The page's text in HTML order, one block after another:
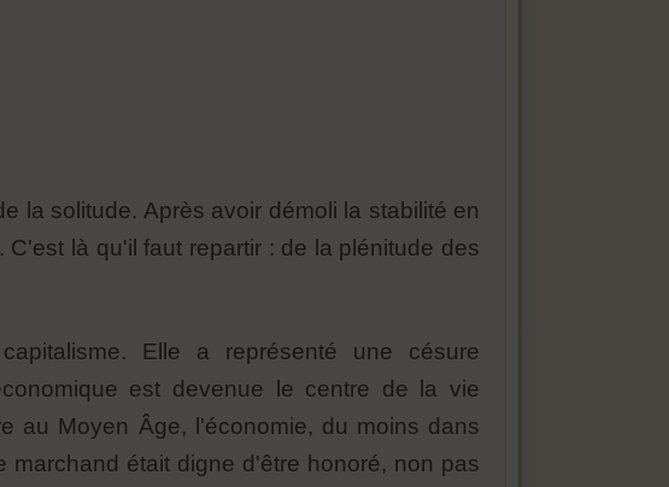
la solitude. Après avoir démoli la stabilité en
là qu'il faut repartir : de la plénitude des
Elle a représenté une césure
est devenue le centre de la vie
au Moyen Âge, l'économie, du moins dans
marchand était digne d'être honoré, non pas